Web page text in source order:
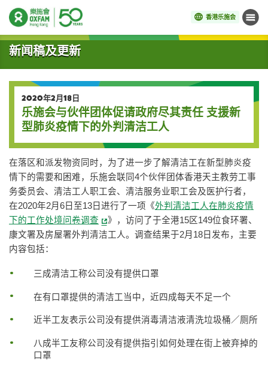
香港乐施会 菜单
开始主要内容
新闻稿及更新
2020年2月18日
乐施会与伙伴团体促请政府尽其责任 支援新
型肺炎疫情下的外判清洁工人
在落区和派发物资同时，为了进一步了解清洁工在新型肺炎疫
情下的需要和困难，乐施会联同4个伙伴团体香港天主教劳工事
务委员会、清洁工人职工会、清洁服务业职工会及医护行者，
在2020年2月6日至13日进行了一项《外判清洁工人在肺炎疫情
下的工作处境问卷调查
》，访问了于全港15区149位食环署、
康文署及房屋署外判清洁工人。调查结果于2月18日发布，主要
内容包括：
三成清洁工称公司没有提供口罩
在有口罩提供的清洁工当中，近四成每天不足一个
近半工友表示公司没有提供消毒清洁液清洗垃圾桶／厕所
八成半工友称公司没有提供指引如何处理在街上被弃掉的
口罩